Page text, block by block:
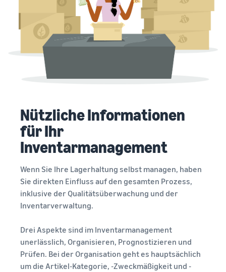
Nützliche Informationen
für Ihr
Inventarmanagement
Wenn Sie Ihre Lagerhaltung selbst managen, haben
Sie direkten Einfluss auf den gesamten Prozess,
inklusive der Qualitätsüberwachung und der
Inventarverwaltung.
Drei Aspekte sind im Inventarmanagement
unerlässlich, Organisieren, Prognostizieren und
Prüfen. Bei der Organisation geht es hauptsächlich
um die Artikel-Kategorie, -Zweckmäßigkeit und -